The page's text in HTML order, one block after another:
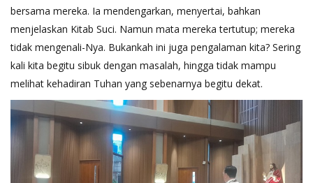
bersama mereka. Ia mendengarkan, menyertai, bahkan
menjelaskan Kitab Suci. Namun mata mereka tertutup; mereka
tidak mengenali-Nya. Bukankah ini juga pengalaman kita? Sering
kali kita begitu sibuk dengan masalah, hingga tidak mampu
melihat kehadiran Tuhan yang sebenarnya begitu dekat.